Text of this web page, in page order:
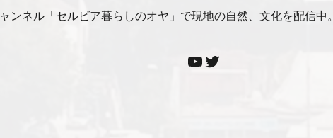
ンネル「セルビア暮らしのオヤ」で現地の自然、文化を配信中。